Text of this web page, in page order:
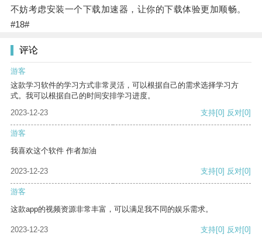
不妨考虑安装一个下载加速器，让你的下载体验更加顺畅。
#18#
评论
游客
这款学习软件的学习方式非常灵活，可以根据自己的需求选择学习方
式。我可以根据自己的时间安排学习进度。
2023-12-23
支持[0] 反对[0]
游客
我喜欢这个软件 作者加油
2023-12-23 支持[0] 反对[0]
游客
这款app的视频资源非常丰富，可以满足我不同的娱乐需求。
2023-12-23 支持[0] 反对[0]